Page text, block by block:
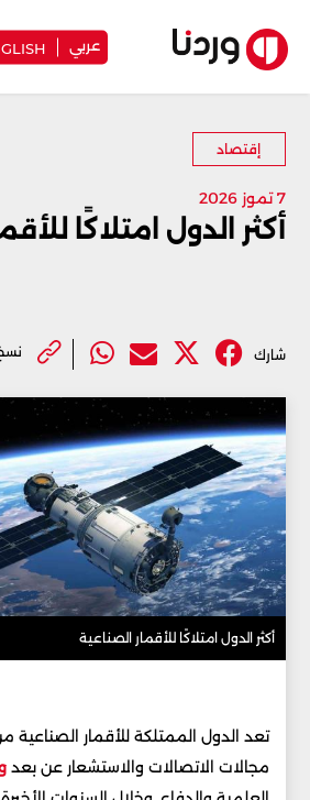
عربي
إقتصاد
7 تموز 2026
أكثر الدول امتلاكًا
شارك
أكثر الدول امتلاكًا للأقمار الصناعية
تعد الدول الممتلكة للأقمار الصناعية
مجالات الاتصالات والاستشعار عن بعد